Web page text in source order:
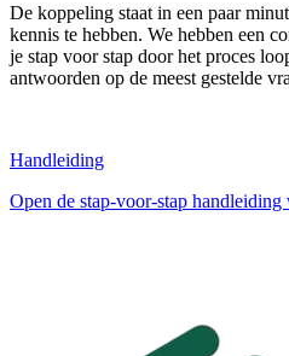
De koppeling staat in een paar
kennis te hebben. We hebben een
je stap voor stap door het proces
antwoorden op de meest gestelde
Handleiding
Open de stap-voor-stap